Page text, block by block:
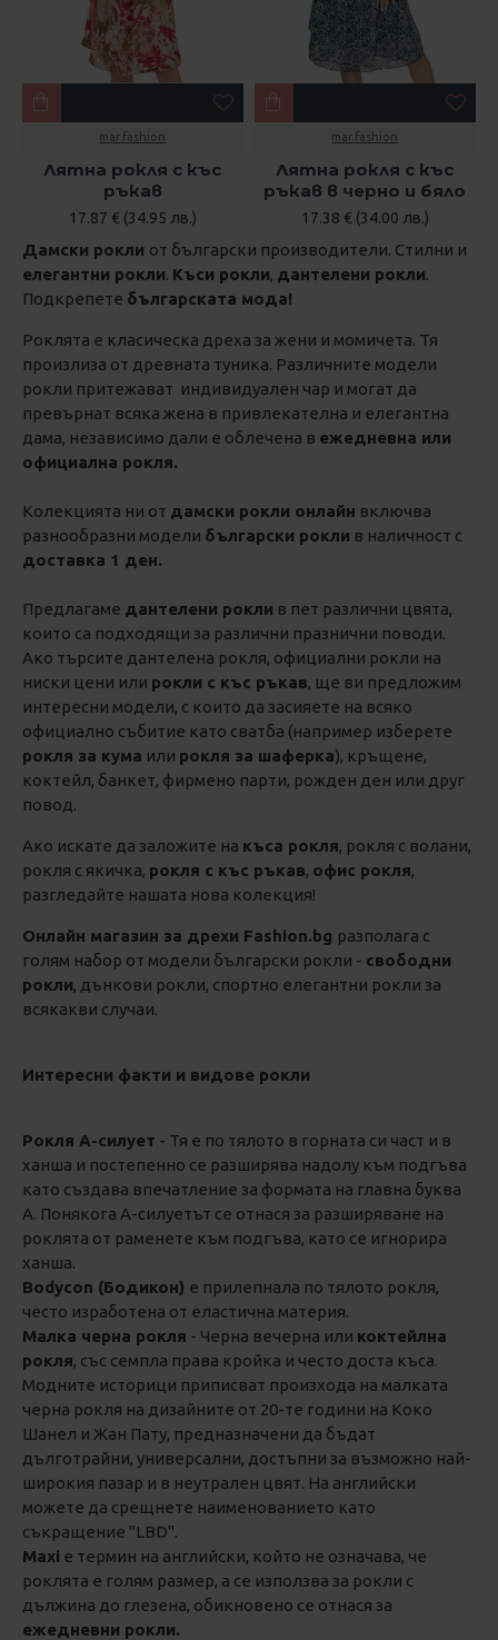
mar.fashion
Лятна рокля с къс
ръкав
17.87 € (34.95 лв.)
mar.fashion
Лятна рокля с къс
ръкав в черно и бяло
17.38 € (34.00 лв.)
Дамски рокли от български производители. Стилни и
елегантни рокли. Къси рокли, дантелени рокли.
Подкрепете българската мода!
Роклята е класическа дреха за жени и момичета. Тя
произлиза от древната туника. Различните модели
рокли притежават индивидуален чар и могат да
превърнат всяка жена в привлекателна и елегантна
дама, независимо дали е облечена в ежедневна или
официална рокля.
Колекцията ни от дамски рокли онлайн включва
разнообразни модели български рокли в наличност с
доставка 1 ден.
Предлагаме дантелени рокли в пет различни цвята,
които са подходящи за различни празнични поводи.
Ако търсите дантелена рокля, официални рокли на
ниски цени или рокли с къс ръкав, ще ви предложим
интересни модели, с които да засияете на всяко
официално събитие като сватба (например изберете
рокля за кума или рокля за шаферка), кръщене,
коктейл, банкет, фирмено парти, рожден ден или друг
повод.
Ако искате да заложите на къса рокля, рокля с волани,
рокля с якичка, рокля с къс ръкав, офис рокля,
разгледайте нашата нова колекция!
Онлайн магазин за дрехи Fashion.bg разполага с
голям набор от модели български рокли - свободни
рокли, дънкови рокли, спортно елегантни рокли за
всякакви случаи.
Интересни факти и видове рокли
Рокля А-силует - Тя е по тялото в горната си част и в
ханша и постепенно се разширява надолу към подгъва
като създава впечатление за формата на главна буква
А. Понякога А-силуетът се отнася за разширяване на
роклята от раменете към подгъва, като се игнорира
ханша.
Bodycon (Бодикон) е прилепнала по тялото рокля,
често изработена от еластична материя.
Малка черна рокля - Черна вечерна или коктейлна
рокля, със семпла права кройка и често доста къса.
Модните историци приписват произхода на малката
черна рокля на дизайните от 20-те години на Коко
Шанел и Жан Пату, предназначени да бъдат
дълготрайни, универсални, достъпни за възможно най-
широкия пазар и в неутрален цвят. На английски
можете да срещнете наименованието като
съкращение "LBD".
Maxi е термин на английски, който не означава, че
роклята е голям размер, а се използва за рокли с
дължина до глезена, обикновено се отнася за
ежедневни рокли.